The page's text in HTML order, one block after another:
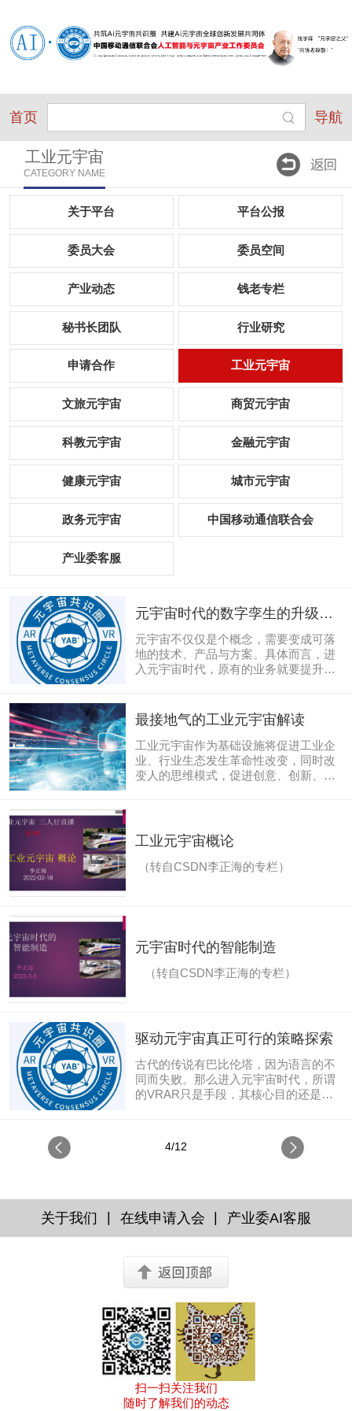
首页 导航
工业元宇宙
CATEGORY NAME
关于平台 平台公报
委员大会 委员空间
产业动态 钱老专栏
秘书长团队 行业研究
申请合作 工业元宇宙
文旅元宇宙 商贸元宇宙
科教元宇宙 金融元宇宙
健康元宇宙 城市元宇宙
政务元宇宙 中国移动通信联合会
产业委客服
元宇宙时代的数字孪生的升级改
进
元宇宙不仅仅是个概念，需要变成可落
地的技术、产品与方案。具体而言，进
入元宇宙时代，原有的业务就要提升到
面地进行解读元宇宙的核心理念。
最接地气的工业元宇宙解读
工业元宇宙作为基础设施将促进工业企
业、行业生态发生革命性改变，同时改
变人的思维模式，促进创意、创新、创
工业元宇宙概论
（转自CSDN李正海的专栏）
元宇宙时代的智能制造
（转自CSDN李正海的专栏）
驱动元宇宙真正可行的策略探索
古代的传说有巴比伦塔，因为语言的不
同而失败。那么进入元宇宙时代，所谓
的VRAR只是手段，其核心目的还是交
级，人与人之间又建立起了信任的关
系，那么群策群力，或者说互联网的进
的困难，解决巨大的问题，那就是说，
巴比伦塔完全可以建立起来，成为真正
的通天塔。
4/12
关于我们 在线申请入会 产业委AI客服
扫一扫关注我们
随时了解我们的动态